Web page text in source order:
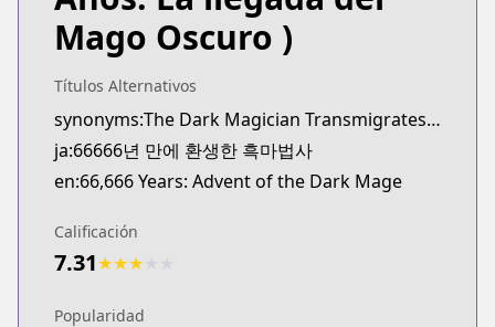
Webtoons
https://www.webtoons.com/th/fantasy/66666-
Webtoons
https://www.webtoons.com/en/fantasy/66666-
Naver Series
Naver Series
Naver Webtoon
Naver Webtoon
Mago Oscuro )
Títulos Alternativos
synonyms:The Dark Magician Transmigrates After 66666 Years,Black Mage Reborn After 66666 Years,66666-nyeon Man-e Hwangsaenghan Heukmabeopsa
ja:66666년 만에 환생한 흑마법사
en:66,666 Years: Advent of the Dark Mage
Calificación
7.31★★★
Popularidad